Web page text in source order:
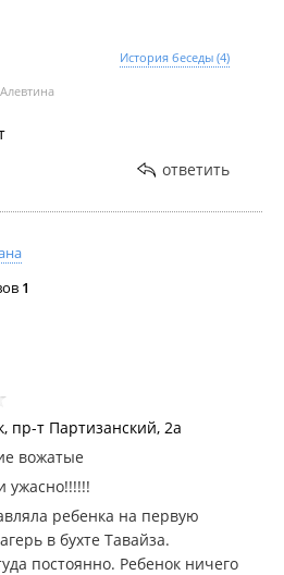
История беседы (4)
Алевтина
ответить
1
пр-т Партизанский, 2а
вожатые
ужасно!!!!!!
ребенка на первую
в бухте Тавайза.
постоянно. Ребенок ничего